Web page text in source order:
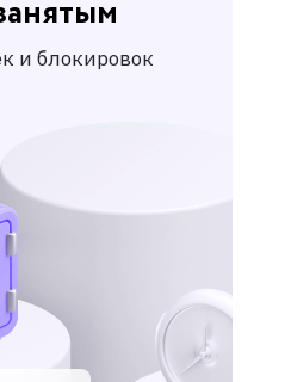
и блокировок